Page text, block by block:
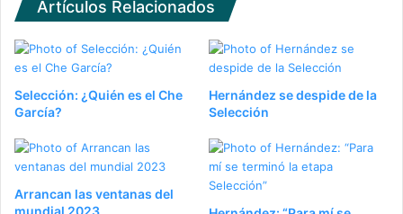
Artículos Relacionados
Selección: ¿Quién es el Che
García?
Hernández se despide de la
Selección
Arrancan las ventanas del
mundial 2023